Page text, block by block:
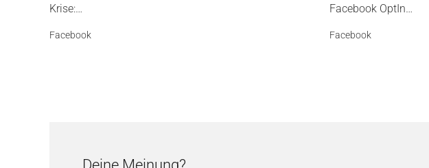
Krise:…
Facebook
Facebook OptIn…
Facebook